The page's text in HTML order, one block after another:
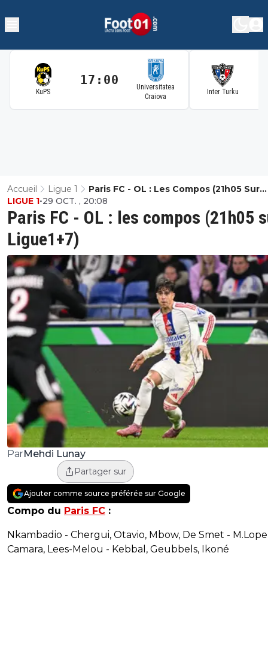
KuPS
17:00
Universitatea
Craiova
Inter Turku
Accueil Ligue 1
Paris FC - OL : Les Compos (21h05 Sur
Ligue1+7)
Paris FC - OL : les compos (21h05
Ligue1+7)
LIGUE 1•29 OCT. , 20:08
ParMehdi Lunay
Partager sur
Ajouter comme source préférée sur Google
Compo du Paris FC :
Nkambadio - Chergui, Otavio, Mbow, De Smet -
Camara, Lees-Melou - Kebbal, Geubbels, Ikoné